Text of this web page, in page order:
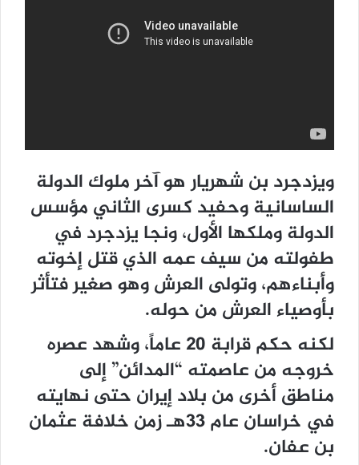
ويزدجرد بن شهريار هو آخر ملوك الدولة
الساسانية وحفيد كسرى الثاني مؤسس
الدولة وملكها الأول، ونجا يزدجرد في
طفولته من سيف عمه الذي قتل إخوته
وأبناءهم، وتولى العرش وهو صغير فتأثر
بأوصياء العرش من حوله.
لكنه حكم قرابة 20 عاماً، وشهد عصره
خروجه من عاصمته “المدائن” إلى
مناطق أخرى من بلاد إيران حتى نهايته
في خراسان عام 33هـ زمن خلافة عثمان
بن عفان.